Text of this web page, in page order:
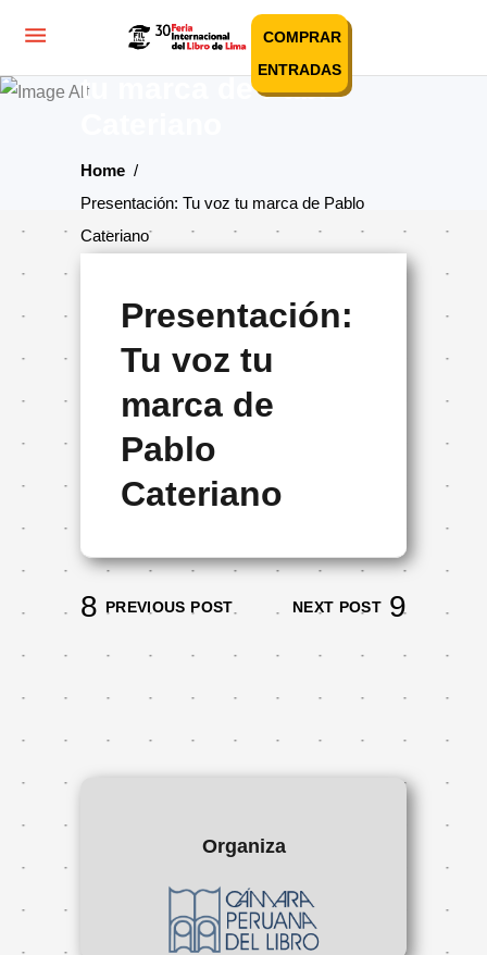
COMPRAR
ENTRADAS
Presentación: Tu voz
tu marca de Pablo
Home /
Presentación: Tu voz tu marca de Pablo
Cateriano
Presentación:
Tu voz tu
marca de
Pablo
Cateriano
PREVIOUS POST NEXT POST
Organiza